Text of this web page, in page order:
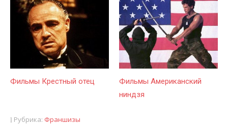
Фильмы Крестный отец
Фильмы Американский
ниндзя
Рубрика: Франшизы